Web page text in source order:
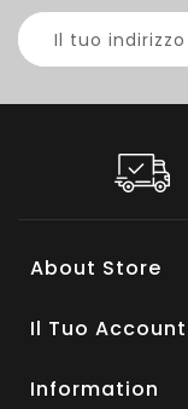
About Store
Il Tuo Account
Information